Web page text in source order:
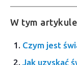
W tym
Czym jest
Jak uzyskać